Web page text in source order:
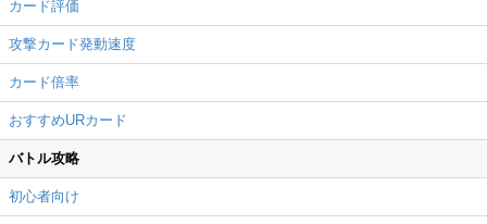
カード評価
攻撃カード発動速度
カード倍率
おすすめURカード
バトル攻略
初心者向け